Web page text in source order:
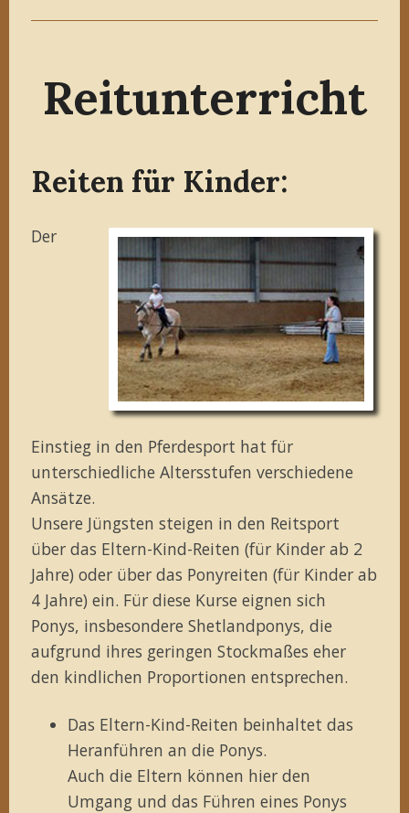
Reitunterricht
Reiten für Kinder:
Der
Einstieg in den Pferdesport hat für
unterschiedliche Altersstufen verschiedene
Ansätze.
Unsere Jüngsten steigen in den Reitsport
über das Eltern-Kind-Reiten (für Kinder ab 2
Jahre) oder über das Ponyreiten (für Kinder ab
4 Jahre) ein. Für diese Kurse eignen sich
Ponys, insbesondere Shetlandponys, die
aufgrund ihres geringen Stockmaßes eher
den kindlichen Proportionen entsprechen.
Das Eltern-Kind-Reiten beinhaltet das
Heranführen an die Ponys.
Auch die Eltern können hier den
Umgang und das Führen eines Ponys